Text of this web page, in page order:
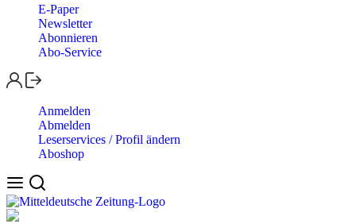
E-Paper
Newsletter
Abonnieren
Abo-Service
Anmelden
Abmelden
Leserservices / Profil ändern
Aboshop